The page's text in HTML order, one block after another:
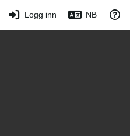
Logg inn NB